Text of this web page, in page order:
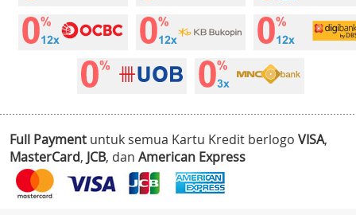
Full Payment untuk semua Kartu Kredit berlogo VISA,
MasterCard, JCB, dan American Express